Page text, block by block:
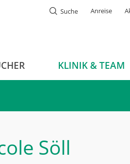
Suche Anreise
KLINIK & TEAM
Söll